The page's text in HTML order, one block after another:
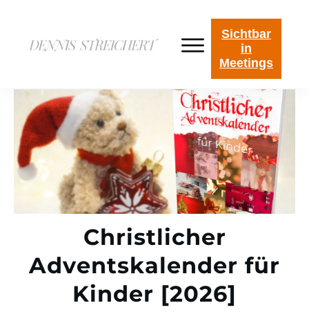
Sichtbar
in
Meetings
Christlicher
Adventskalender für
Kinder [2026]